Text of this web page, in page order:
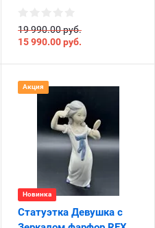
19 990.00 руб.
15 990.00руб.
Акция
Новинка
Статуэтка Девушка с